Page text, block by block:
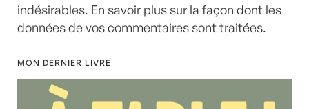
indésirables. En savoir plus sur la façon dont les
données de vos commentaires sont traitées.
MON DERNIER LIVRE